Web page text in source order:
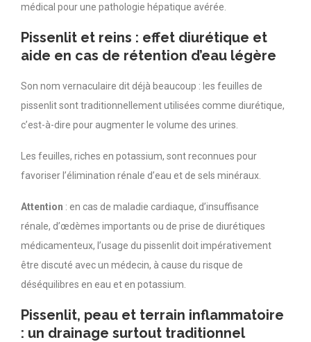
médical pour une pathologie hépatique avérée.
Pissenlit et reins : effet diurétique et
aide en cas de rétention d’eau légère
Son nom vernaculaire dit déjà beaucoup : les feuilles de
pissenlit sont traditionnellement utilisées comme diurétique,
c’est-à-dire pour augmenter le volume des urines.
Les feuilles, riches en potassium, sont reconnues pour
favoriser l’élimination rénale d’eau et de sels minéraux.
Attention : en cas de maladie cardiaque, d’insuffisance
rénale, d’œdèmes importants ou de prise de diurétiques
médicamenteux, l’usage du pissenlit doit impérativement
être discuté avec un médecin, à cause du risque de
déséquilibres en eau et en potassium.
Pissenlit, peau et terrain inflammatoire
: un drainage surtout traditionnel